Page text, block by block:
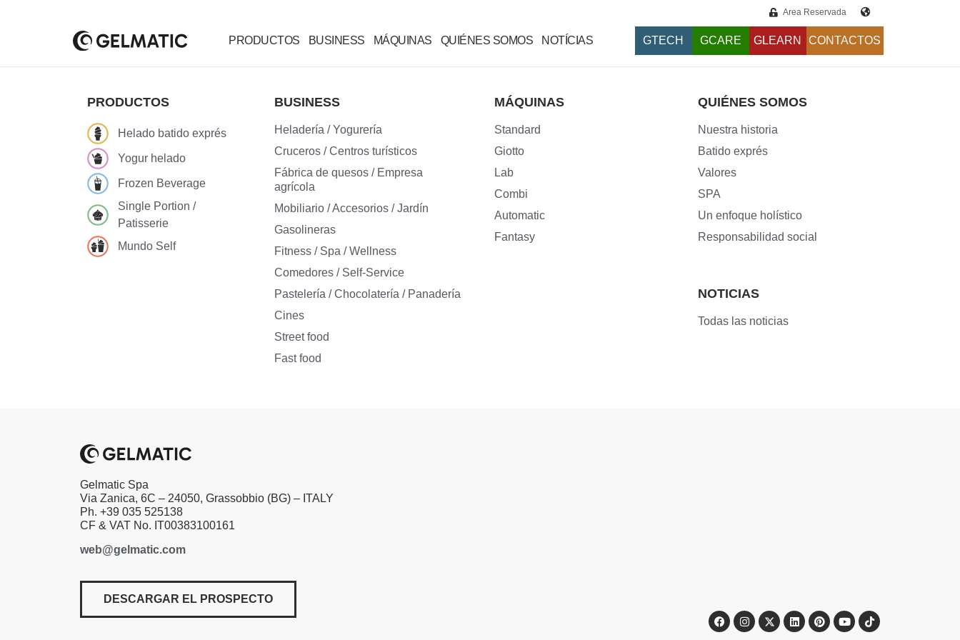
Área Reservada
PRODUCTOS BUSINESS MÁQUINAS QUIÉNES SOMOS NOTÍCIAS GTECH GCARE GLEARN CONTACTOS
PRODUCTOS
Helado batido exprés
Yogur helado
Frozen Beverage
Single Portion /
Patisserie
Mundo Self
BUSINESS
Heladería / Yogurería
Cruceros / Centros turísticos
Fábrica de quesos / Empresa
agrícola
Mobiliario / Accesorios / Jardín
Gasolineras
Fitness / Spa / Wellness
Comedores / Self-Service
Pastelería / Chocolatería / Panadería
Cines
Street food
Fast food
MÁQUINAS
Standard
Giotto
Lab
Combi
Automatic
Fantasy
QUIÉNES SOMOS
Nuestra historia
Batido exprés
Valores
SPA
Un enfoque holístico
Responsabilidad social
NOTICIAS
Todas las noticias
Gelmatic Spa
Via Zanica, 6C – 24050, Grassobbio (BG) – ITALY
Ph. +39 035 525138
CF & VAT No. IT00383100161
web@gelmatic.com
DESCARGAR EL PROSPECTO